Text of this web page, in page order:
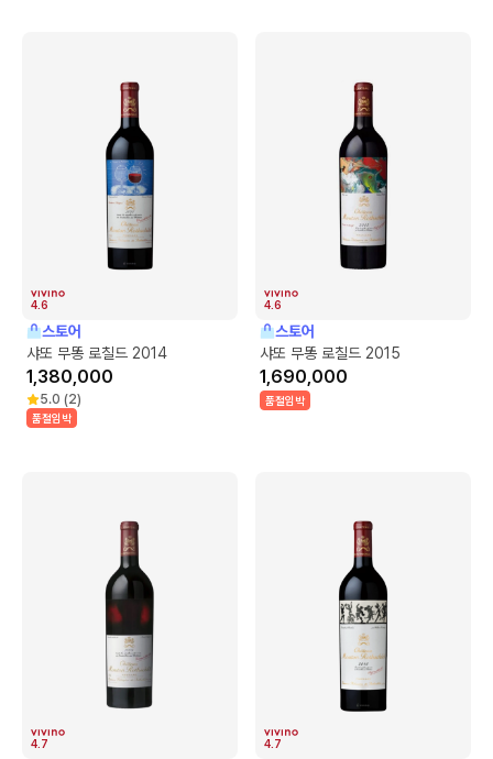
4.6
스토어
샤또 무똥 로칠드 2014
1,380,000
5.0 (2)
품절임박
4.6
스토어
샤또 무똥 로칠드 2015
1,690,000
품절임박
4.7 4.7